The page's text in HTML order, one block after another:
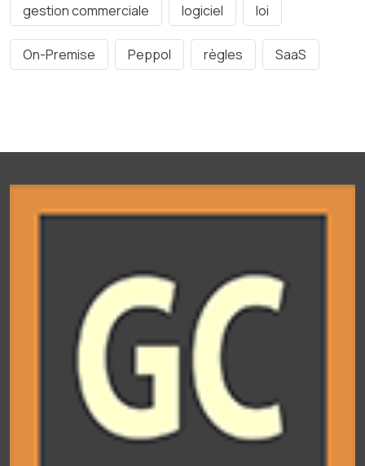
gestion commerciale logiciel loi
On-Premise Peppol règles SaaS